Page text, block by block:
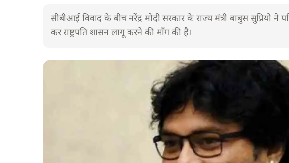
सीबीआई विवाद के बीच नरेंद्र मोदी सरकार के राज्य मंत्री बाबुस सुप्रियो ने
कर राष्ट्रपति शासन लागू करने की माँग की है।